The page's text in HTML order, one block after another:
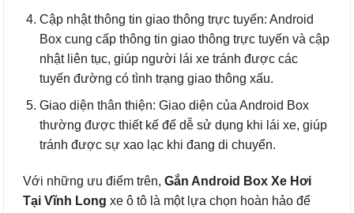
Cập nhật thông tin giao thông trực tuyến: Android
Box cung cấp thông tin giao thông trực tuyến và cập
nhật liên tục, giúp người lái xe tránh được các
tuyến đường có tình trạng giao thông xấu.
Giao diện thân thiện: Giao diện của Android Box
thường được thiết kế để dễ sử dụng khi lái xe, giúp
tránh được sự xao lạc khi đang di chuyển.
Với những ưu điểm trên, Gắn Android Box Xe Hơi
Tại Vĩnh Long xe ô tô là một lựa chọn hoàn hảo để